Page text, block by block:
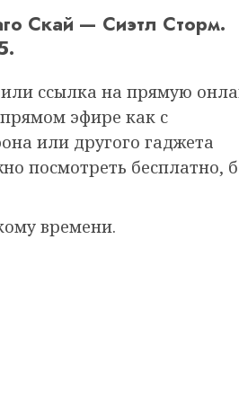
Скай — Сиэтл Сторм.
или ссылка на прямую
эфире как с
или другого гаджета
посмотреть бесплатно,
времени.